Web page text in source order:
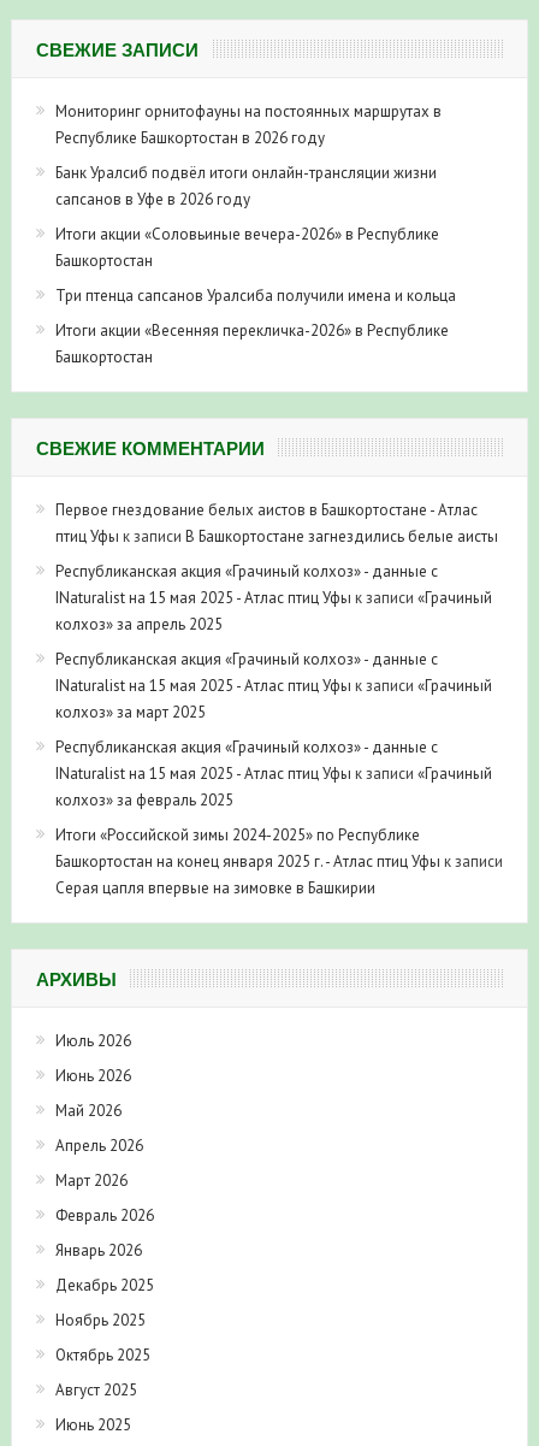
СВЕЖИЕ ЗАПИСИ
Республике Башкортостан в 2026 году
Банк Уралсиб подвёл итоги онлайн-трансляции жизни
сапсанов в Уфе в 2026 году
Итоги акции «Соловьиные вечера-2026» в Республике
Башкортостан
Три птенца сапсанов Уралсиба получили имена и кольца
Итоги акции «Весенняя перекличка-2026» в Республике
Башкортостан
СВЕЖИЕ КОММЕНТАРИИ
птиц Уфык записиВ Башкортостане загнездились белые аисты
Республиканская акция «Грачиный колхоз» - данные с
INaturalist на 15 мая 2025 - Атлас птиц Уфык записи«Грачиный
колхоз» за апрель 2025
Республиканская акция «Грачиный колхоз» - данные с
INaturalist на 15 мая 2025 - Атлас птиц Уфык записи«Грачиный
колхоз» за март 2025
Республиканская акция «Грачиный колхоз» - данные с
INaturalist на 15 мая 2025 - Атлас птиц Уфык записи«Грачиный
колхоз» за февраль 2025
Итоги «Российской зимы 2024-2025» по Республике
Башкортостан на конец января 2025 г. - Атлас птиц Уфы
Серая цапля впервые на зимовке в Башкирии
АРХИВЫ
Июнь 2026
Май 2026
Апрель 2026
Март 2026
Февраль 2026
Январь 2026
Декабрь 2025
Ноябрь 2025
Октябрь 2025
Август 2025
Июнь 2025
Май 2025